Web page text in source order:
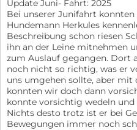
Update Juni- Fahrt: 2025
Bei unserer Junifahrt
Hundemann Herkules
Beschreibung schon riesen
ihn an der Leine mitnehmen
zum Auslauf gegangen. Dort
noch nicht so richtig, was er
uns umgehen sollte, aber mit
konnten wir doch dann
konnte vorsichtig wedeln und
Nichts desto trotz ist er bei
Bewegungen immer noch